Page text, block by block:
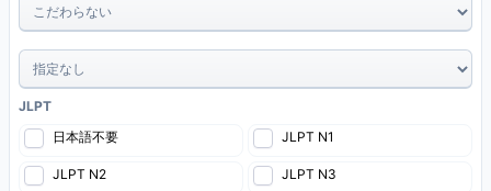
JLPT
日本語不要
JLPT N1
JLPT N2 JLPT N3